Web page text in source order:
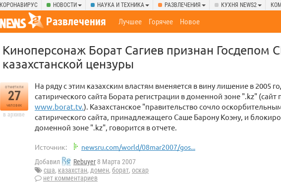
КОРОНАВИРУС НОВОСТИ НАУКА И ТЕХНИКА РАЗВЛЕЧЕНИЯ КУХНЯ NEWS2
Развлечения Лучшее Горячее Новое
Киноперсонаж Борат Сагиев признан Госдепом
казахстанской цензуры
отметили
27
человек
в архиве
На ряду с этим казахским властям вменяется в вину лишение в 2005
сатирического сайта Бората регистрации в доменной зоне ".kz" (сайт
www.borat.tv.). Казахстанское "правительство сочло
сатирического сайта, принадлежащего Саше Барону Коэну, и
доменной зоне ".kz", говорится в отчете.
Источник: newsru.com/world/08mar2007/gos...
Добавил Rebuyer 8 Марта 2007
сша, казахстан, домен, борат, оскар
нет комментариев